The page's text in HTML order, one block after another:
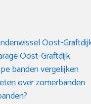
Oost-
Oost-Graftdijk
banden vergelijken
over zomerbanden